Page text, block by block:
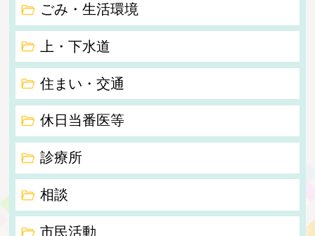
ごみ・生活環境
上・下水道
住まい・交通
休日当番医等
診療所
相談
市民活動